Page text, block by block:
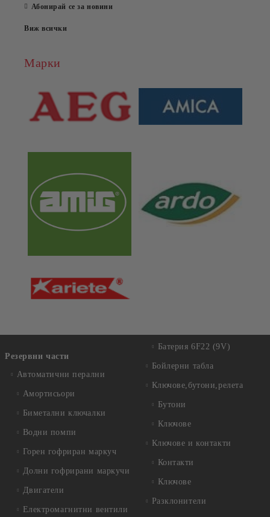
Абонирай се за новини
Виж всички
Марки
Резервни части
Автоматични перални
Амортисьори
Биметални ключалки
Водни помпи
Горен гофриран маркуч
Долни гофрирани маркучи
Двигатели
Електромагнитни вентили
Батерия 6F22 (9V)
Бойлерни табла
Ключове,бутони,релета
Бутони
Ключове
Ключове и контакти
Контакти
Ключове
Разклонители